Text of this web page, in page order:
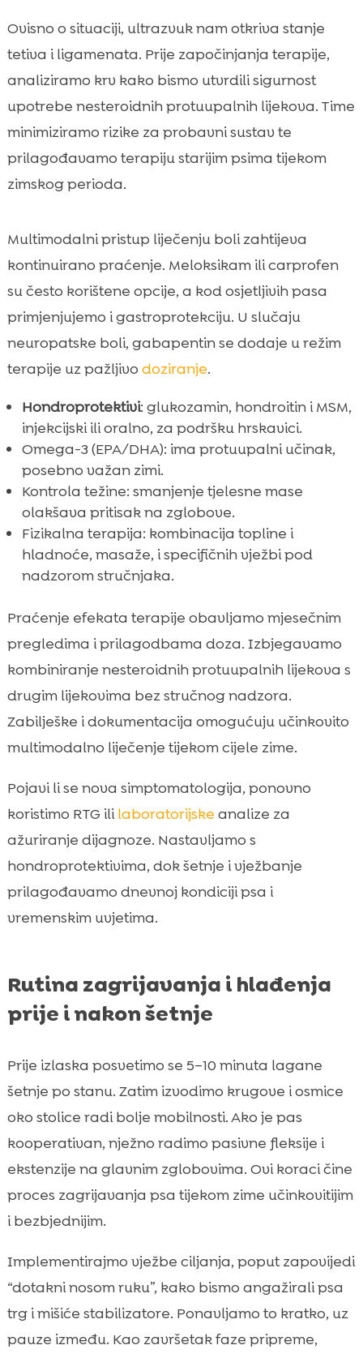
Ovisno o situaciji, ultrazvuk nam otkriva stanje
tetiva i ligamenata. Prije započinjanja terapije,
analiziramo krv kako bismo utvrdili sigurnost
upotrebe nesteroidnih protuupalnih lijekova. Time
minimiziramo rizike za probavni sustav te
prilagođavamo terapiju starijim psima tijekom
zimskog perioda.
Multimodalni pristup liječenju boli zahtijeva
kontinuirano praćenje. Meloksikam ili carprofen
su često korištene opcije, a kod osjetljivih pasa
primjenjujemo i gastroprotekciju. U slučaju
neuropatske boli, gabapentin se dodaje u režim
terapije uz pažljivo doziranje.
Hondroprotektivi: glukozamin, hondroitin i MSM,
injekcijski ili oralno, za podršku hrskavici.
Omega-3 (EPA/DHA): ima protuupalni učinak,
posebno važan zimi.
Kontrola težine: smanjenje tjelesne mase
olakšava pritisak na zglobove.
Fizikalna terapija: kombinacija topline i
hladnoće, masaže, i specifičnih vježbi pod
nadzorom stručnjaka.
Praćenje efekata terapije obavljamo mjesečnim
pregledima i prilagodbama doza. Izbjegavamo
kombiniranje nesteroidnih protuupalnih lijekova s
drugim lijekovima bez stručnog nadzora.
Zabilješke i dokumentacija omogućuju učinkovito
multimodalno liječenje tijekom cijele zime.
Pojavi li se nova simptomatologija, ponovno
koristimo RTG ililaboratorijske analize za
ažuriranje dijagnoze. Nastavljamo s
hondroprotektivima, dok šetnje i vježbanje
prilagođavamo dnevnoj kondiciji psa i
vremenskim uvjetima.
Rutina zagrijavanja i hlađenja
prije i nakon šetnje
Prije izlaska posvetimo se 5–10 minuta lagane
šetnje po stanu. Zatim izvodimo krugove i osmice
oko stolice radi bolje mobilnosti. Ako je pas
kooperativan, nježno radimo pasivne fleksije i
ekstenzije na glavnim zglobovima. Ovi koraci čine
proces zagrijavanja psa tijekom zime učinkovitijim
i bezbjednijim.
Implementirajmo vježbe ciljanja, poput zapovijedi
“dotakni nosom ruku”, kako bismo angažirali psa
trg i mišiće stabilizatore. Ponavljamo to kratko, uz
pauze između. Kao završetak faze pripreme,